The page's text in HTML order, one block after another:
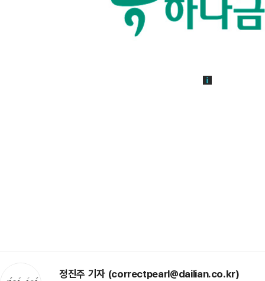
정진주 기자 (correctpearl@dailian.co.kr)